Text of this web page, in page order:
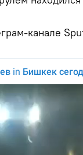
канале